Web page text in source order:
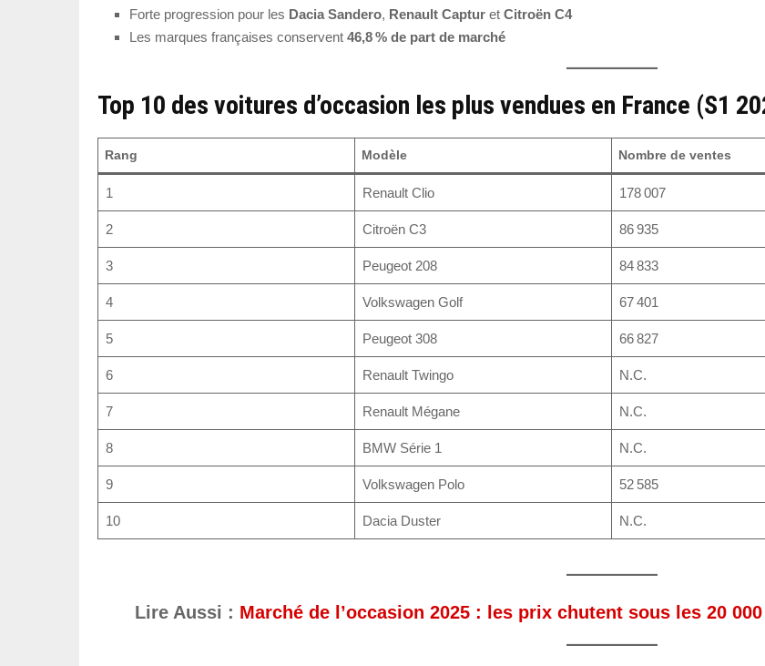
Forte progression pour les Dacia Sandero, Renault Captur et Citroën C4
Les marques françaises conservent 46,8 % de part de marché
Top 10 des voitures d’occasion les plus vendues en France (S1
Rang Modèle Nombre de ventes
1 Renault Clio 178 007
2 Citroën C3 86 935
3 Peugeot 208 84 833
4 Volkswagen Golf 67 401
5 Peugeot 308 66 827
6 Renault Twingo N.C.
7 Renault Mégane N.C.
8 BMW Série 1 N.C.
9 Volkswagen Polo 52 585
10 Dacia Duster N.C.
Lire Aussi : Marché de l’occasion 2025 : les prix chutent sous les 20